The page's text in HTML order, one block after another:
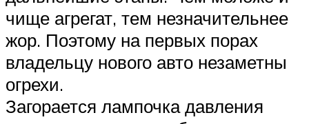
чище агрегат, тем незначительнее
жор. Поэтому на первых порах
владельцу нового авто незаметны
огрехи.
Загорается лампочка давления